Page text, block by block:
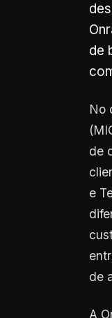
de
No
de
e
de
A